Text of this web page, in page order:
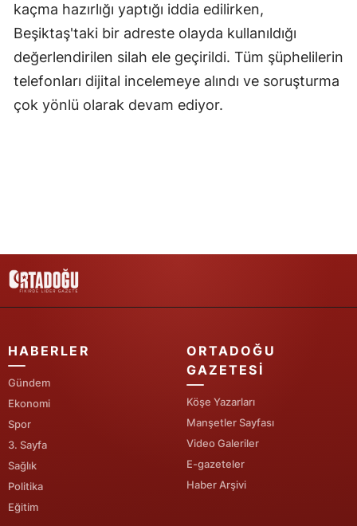
Kilis
Osmaniye
Düzce
kaçma hazırlığı yaptığı iddia edilirken,
Beşiktaş'taki bir adreste olayda kullanıldığı
değerlendirilen silah ele geçirildi. Tüm şüphelilerin
telefonları dijital incelemeye alındı ve soruşturma
çok yönlü olarak devam ediyor.
HABERLER
Gündem
Ekonomi
Spor
3. Sayfa
Sağlık
Politika
Eğitim
ORTADOĞU
GAZETESI
Köşe Yazarları
Manşetler Sayfası
Video Galeriler
E-gazeteler
Haber Arşivi